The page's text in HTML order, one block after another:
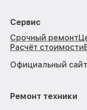
Сервис
Срочный ремонт
Расчёт стоимости
Официальный
Ремонт техники